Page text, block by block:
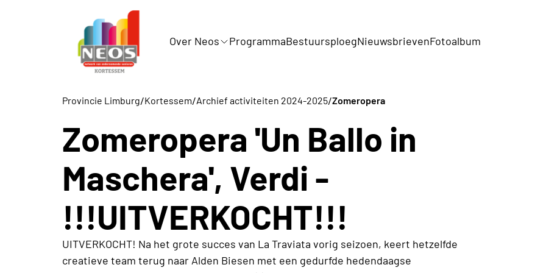
Over Neos ProgrammaBestuursploegNieuwsbrievenFotoalbum
Provincie Limburg/Kortessem/Archief activiteiten 2024-2025/Zomeropera
Zomeropera 'Un Ballo in
Maschera', Verdi -
!!!UITVERKOCHT!!!
UITVERKOCHT! Na het grote succes van La Traviata vorig seizoen, keert hetzelfde
creatieve team terug naar Alden Biesen met een gedurfde hedendaagse